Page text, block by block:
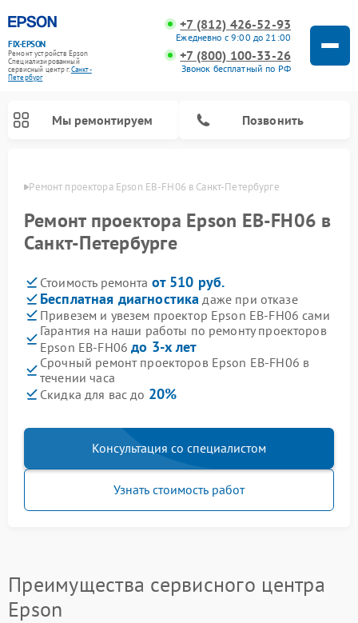
FIX-EPSON
Ремонт устройств Epson
Специализированный
cервисный центр г.Санкт-
Петербург
+7 (812) 426-52-93
Ежедневно с 9:00 до 21:00
+7 (800) 100-33-26
Звонок бесплатный по РФ
Мы ремонтируем Позвонить
Ремонт проектора Epson EB-FH06 в Санкт-Петербурге
Ремонт проектора Epson EB-FH06 в
Санкт-Петербурге
Стоимость ремонта от 510 руб.
Бесплатная диагностика даже при отказе
Привезем и увезем проектор Epson EB-FH06 сами
Гарантия на наши работы по ремонту проекторов
Epson EB-FH06до 3-х лет
Срочный ремонт проекторов Epson EB-FH06 в
течении часа
Скидка для вас до 20%
Консультация со специалистом
Узнать стоимость работ
Преимущества сервисного центра
Epson